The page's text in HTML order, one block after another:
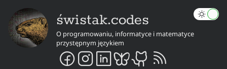
świstak.codes
O programowaniu, informatyce i matematyce
przystępnym językiem